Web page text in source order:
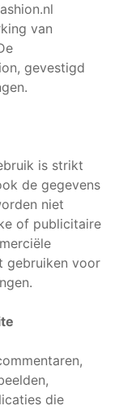
van
gevestigd
is strikt
de gegevens
niet
of publicitaire
gebruiken voor
die